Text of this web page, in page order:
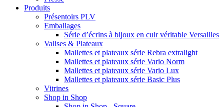
Produits
Présentoirs PLV
Emballages
Série d’écrins à bijoux en cuir véritable Versailles
Valises & Plateaux
Mallettes et plateaux série Rebra extralight
Mallettes et plateaux série Vario Norm
Mallettes et plateaux série Vario Lux
Mallettes et plateaux série Basic Plus
Vitrines
Shop in Shop